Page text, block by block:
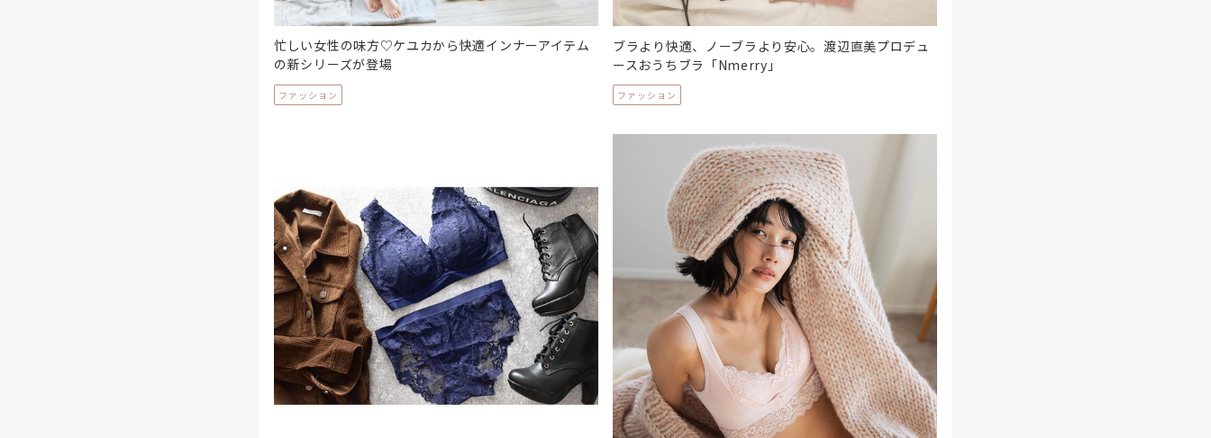
忙しい女性の味方♡ケユカから快適インナーアイテム
の新シリーズが登場
ファッション
ブラより快適、ノーブラより安心。渡辺直美プロデュ
ースおうちブラ「Nmerry」
ファッション